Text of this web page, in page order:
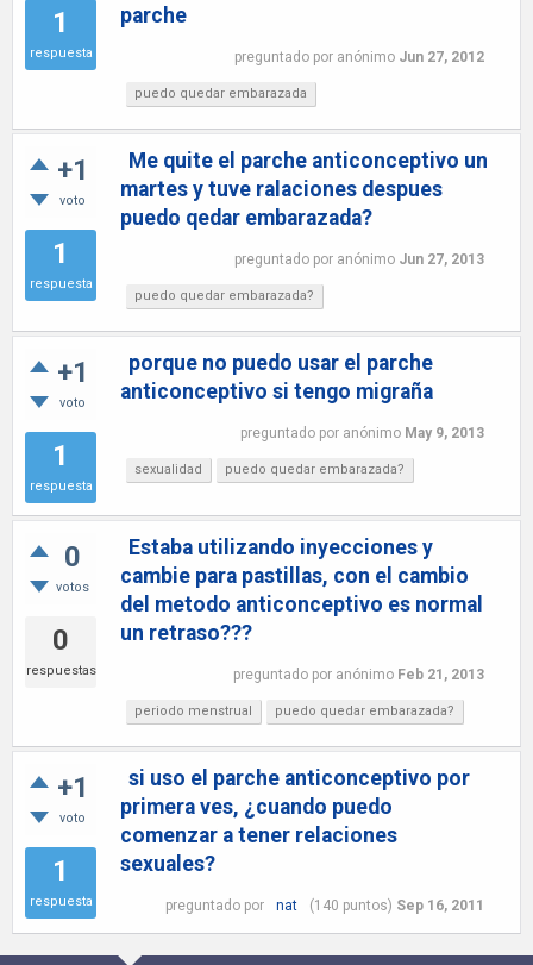
1
respuesta
parche
preguntado por anónimo Jun 27, 2012
puedo quedar embarazada
+1
voto
1
respuesta
Me quite el parche anticonceptivo un
martes y tuve ralaciones despues
puedo qedar embarazada?
preguntado por anónimo Jun 27, 2013
puedo quedar embarazada?
+1
voto
1
respuesta
porque no puedo usar el parche
anticonceptivo si tengo migraña
preguntado por anónimo May 9, 2013
sexualidad puedo quedar embarazada?
0
votos
0
respuestas
Estaba utilizando inyecciones y
cambie para pastillas, con el cambio
del metodo anticonceptivo es normal
un retraso???
preguntado por anónimo Feb 21, 2013
periodo menstrual puedo quedar embarazada?
+1
voto
1
respuesta
si uso el parche anticonceptivo por
primera ves, ¿cuando puedo
comenzar a tener relaciones
sexuales?
preguntado por nat (140 puntos) Sep 16, 2011